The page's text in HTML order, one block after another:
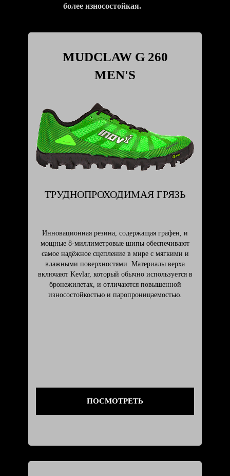
более износостойкая.
MUDCLAW G 260
MEN'S
ТРУДНОПРОХОДИМАЯ ГРЯЗЬ
Инновационная резина, содержащая графен, и
мощные 8-миллиметровые шипы обеспечивают
самое надёжное сцепление в мире с мягкими и
влажными поверхностями. Материалы верха
включают Kevlar, который обычно используется в
бронежилетах, и отличаются повышенной
износостойкостью и паропроницаемостью.
ПОСМОТРЕТЬ